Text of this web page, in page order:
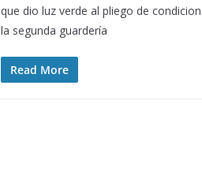
que dio luz verde al pliego de
la segunda guardería
Read More